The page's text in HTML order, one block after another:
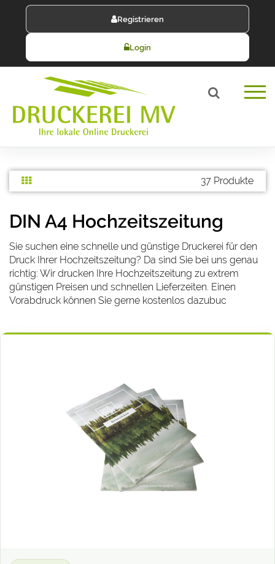
Registrieren
Login
37 Produkte
DIN A4 Hochzeitszeitung
Sie suchen eine schnelle und günstige Druckerei für den
Druck Ihrer Hochzeitszeitung? Da sind Sie bei uns genau
richtig: Wir drucken Ihre Hochzeitszeitung zu extrem
günstigen Preisen und schnellen Lieferzeiten. Einen
Vorabdruck können Sie gerne kostenlos dazubuc